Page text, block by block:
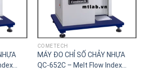
COMETECH
MÁY ĐO CHỈ SỐ CHẢY NHỰA
QC-652C – Melt Flow Index